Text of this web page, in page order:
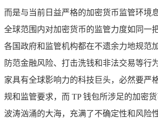
而是与当前日益严格的加密货币监管环境
全球范围内对加密货币的监管力度如同一
各国政府和监管机构都在不遗余力地规范
防范金融风险、打击洗钱和非法交易等行
家具有全球影响力的科技巨头，必然要严
规和监管要求，而 TP 钱包所涉足的加密
波涛汹涌的大海，充满了不确定性和风险